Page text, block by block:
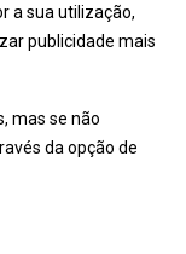
a sua utilização,
publicidade mais
mas se não
da opção de